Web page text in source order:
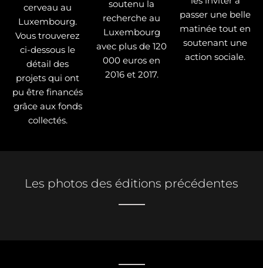
cerveau au
Luxembourg.
Vous trouverez
ci-dessous le
détail des
projets qui ont
pu être financés
grâce aux fonds
collectés.
soutenu la
recherche au
Luxembourg
avec plus de 120
000 euros en
2016 et 2017.
passer une belle
matinée tout en
soutenant une
action sociale.
Les photos des éditions précédentes